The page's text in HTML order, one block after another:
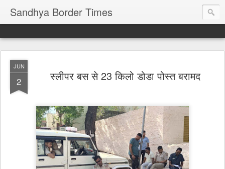
Sandhya Border Times
JUN
2 स्लीपर बस से 23 किलो डोडा पोस्त बरामद